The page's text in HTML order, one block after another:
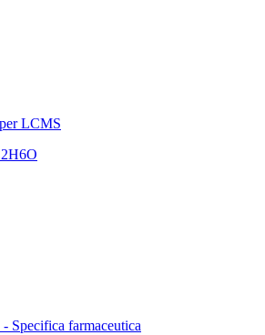
LCMS
Specifica farmaceutica